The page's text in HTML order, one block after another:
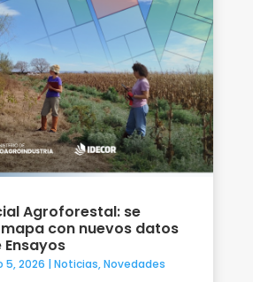
Agroforestal: se
con nuevos datos
Ensayos
5, 2026 | Noticias,Novedades